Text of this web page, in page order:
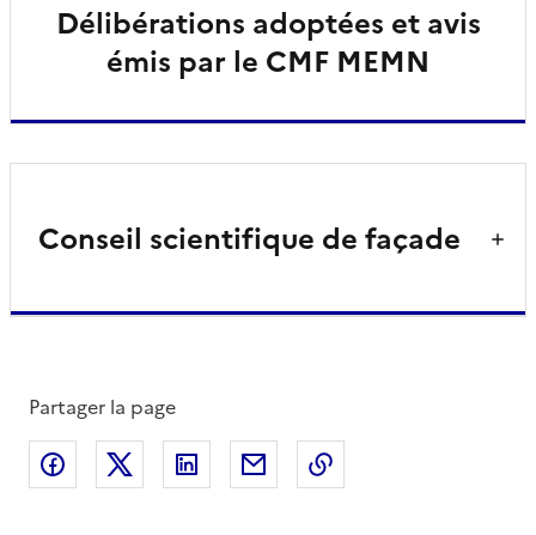
Délibérations adoptées et avis
émis par le CMF MEMN
Conseil scientifique de façade
Partager la page
Partager sur Facebook
Partager sur XPartager sur LinkedIn
Partager par email